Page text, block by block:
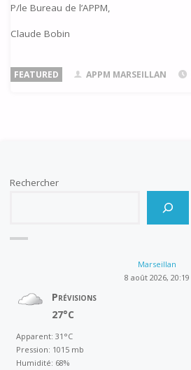
P/le Bureau de l’APPM,
Claude Bobin
FEATURED APPM MARSEILLAN
Rechercher
Marseillan
8 août 2026, 20:19
Prévisions
27°C
Apparent: 31°C
Pression: 1015 mb
Humidité: 68%